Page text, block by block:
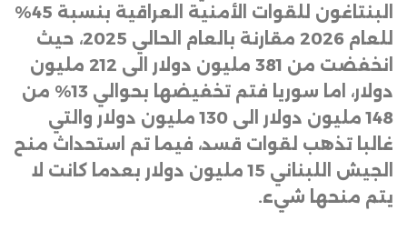
البنتاغون للقوات الأمنية العراقية بنسبة 45%
للعام 2026 مقارنة بالعام الحالي 2025، حيث
انخفضت من 381 مليون دولار الى 212 مليون
دولار، اما سوريا فتم تخفيضها بحوالي 13% من
148 مليون دولار الى 130 مليون دولار والتي
غالبا تذهب لقوات قسد، فيما تم استحداث منح
الجيش اللبناني 15 مليون دولار بعدما كانت لا
يتم منحها شيء.